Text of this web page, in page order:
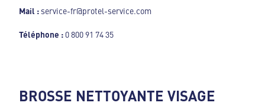
Mail : service-fr@protel-service.com
Téléphone : 0 800 91 74 35
BROSSE NETTOYANTE VISAGE